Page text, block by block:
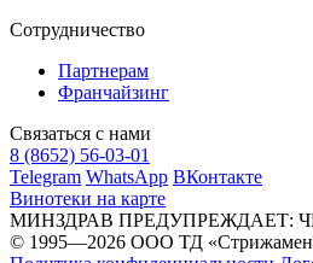
Сотрудничество
Партнерам
Франчайзинг
Связаться с нами
8 (8652) 56-03-01
Telegram WhatsApp ВКонтакте
Винотеки на карте
МИНЗДРАВ ПРЕДУПРЕЖДАЕТ:
© 1995—2026 ООО ТД